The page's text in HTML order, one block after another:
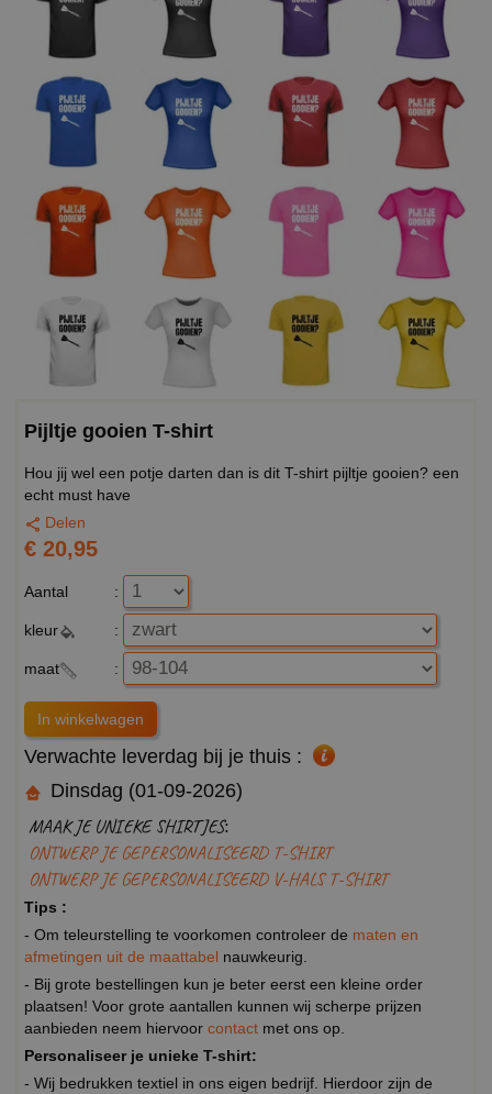
Pijltje gooien T-shirt
Hou jij wel een potje darten dan is dit T-shirt pijltje gooien? een
echt must have
Delen
€ 20,95
Aantal :
kleur :
maat :
Verwachte leverdag bij je thuis :
Dinsdag (01-09-2026)
MAAK JE UNIEKE SHIRTJES:
ONTWERP JE GEPERSONALISEERD T-SHIRT
ONTWERP JE GEPERSONALISEERD V-HALS T-SHIRT
Tips :
- Om teleurstelling te voorkomen controleer de maten en
afmetingen uit de maattabel nauwkeurig.
- Bij grote bestellingen kun je beter eerst een kleine order
plaatsen! Voor grote aantallen kunnen wij scherpe prijzen
aanbieden neem hiervoor contact met ons op.
Personaliseer je unieke T-shirt:
- Wij bedrukken textiel in ons eigen bedrijf. Hierdoor zijn de